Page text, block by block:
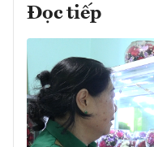
Đọc tiếp